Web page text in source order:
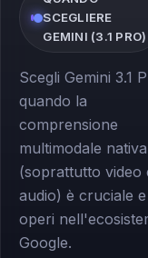
SCEGLIERE
GEMINI (3.1 PRO)
Scegli Gemini 3.1
quando la
comprensione
multimodale nativa
(soprattutto video
audio) è cruciale e
operi
Google.